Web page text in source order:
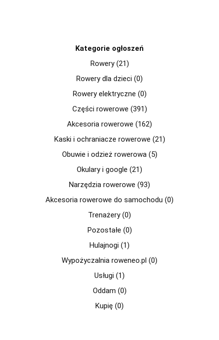
Kategorie ogłoszeń
Rowery (21)
Rowery dla dzieci (0)
Rowery elektryczne (0)
Części rowerowe (391)
Akcesoria rowerowe (162)
Kaski i ochraniacze rowerowe (21)
Obuwie i odzież rowerowa (5)
Okulary i google (21)
Narzędzia rowerowe (93)
Akcesoria rowerowe do samochodu (0)
Trenażery (0)
Pozostałe (0)
Hulajnogi (1)
Wypożyczalnia roweneo.pl (0)
Usługi (1)
Oddam (0)
Kupię (0)